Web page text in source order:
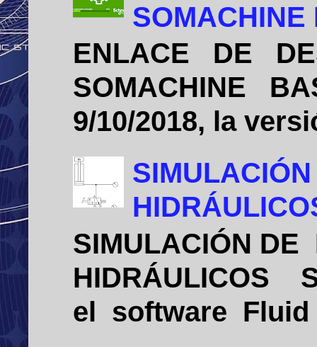
SOMACHINE
ENLACE DE
SOMACHINE
9/10/2018, la
SIMULACIÓN
HIDRÁULICOS
el software Fluid